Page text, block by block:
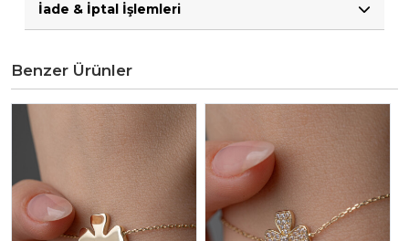
İade & İptal İşlemleri
Benzer Ürünler